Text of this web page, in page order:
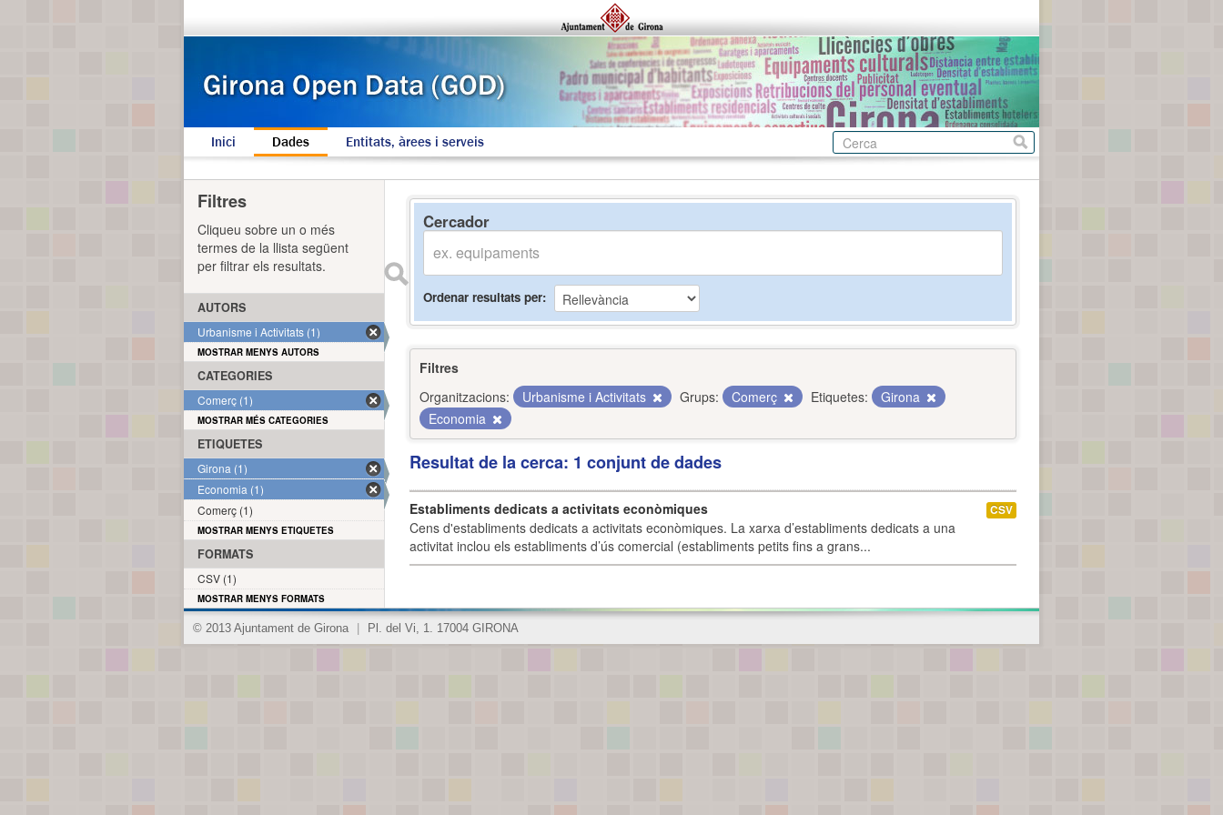
Inici Dades Entitats, àrees i serveis
Cercador
Ordenar resultats per
Filtres
Organitzacions:
Urbanisme i Activitats Grups: Comerç Etiquetes:
Girona
Economia
Resultat de la cerca: 1 conjunt de dades
Establiments dedicats a activitats econòmiques
Cens d'establiments dedicats a activitats econòmiques. La xarxa d’establiments dedicats a una
activitat inclou els establiments d’ús comercial (establiments petits fins a grans...
CSV
Filtres
Cliqueu sobre un o més
termes de la llista següent
per filtrar els resultats.
AUTORS
Urbanisme i Activitats (1)
MOSTRAR MENYS AUTORS
CATEGORIES
Comerç (1)
MOSTRAR MÉS CATEGORIES
ETIQUETES
Girona (1)
Economia (1)
Comerç (1)
MOSTRAR MENYS ETIQUETES
FORMATS
CSV (1)
MOSTRAR MENYS FORMATS
© 2013 Ajuntament de Girona Pl. del Vi, 1. 17004 GIRONA